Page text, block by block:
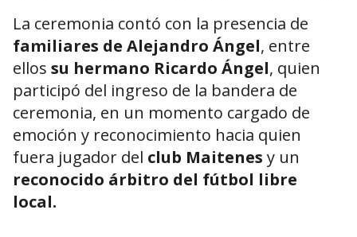
La ceremonia contó con la presencia de
familiares de Alejandro Ángel, entre
ellos su hermano Ricardo Ángel, quien
participó del ingreso de la bandera de
ceremonia, en un momento cargado de
emoción y reconocimiento hacia quien
fuera jugador del club Maitenes y un
reconocido árbitro del fútbol libre
local.